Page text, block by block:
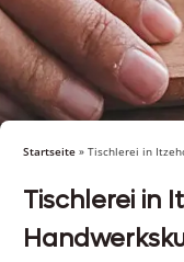
Startseite » Tischlerei in
Tischlerei in